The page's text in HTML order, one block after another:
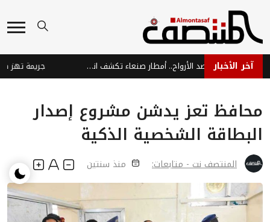
آخر الأخبار إهمال الحوثيين يحصد الأرواح.. أمطار صنعاء تكشف انهيار الخدمات
محافظ تعز يدشن مشروع إصدار
البطاقة الشخصية الذكية
المنتصف نت - متابعات: منذ سنتين